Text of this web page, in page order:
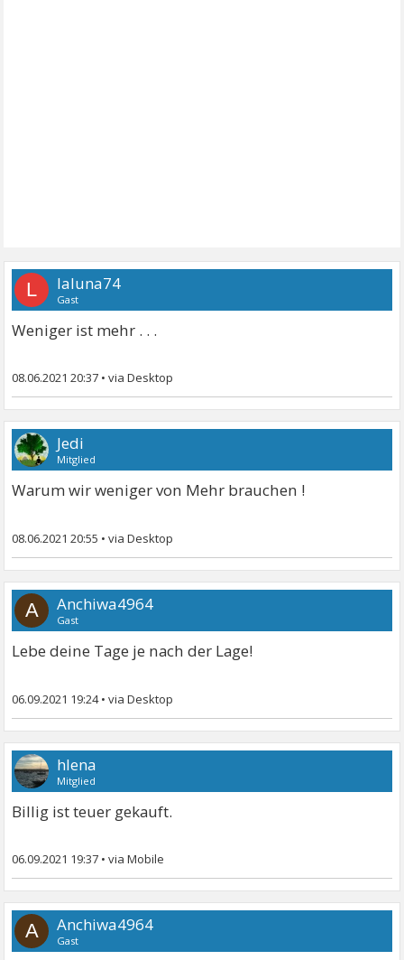
L laluna74
Gast
Weniger ist mehr . . .
08.06.2021 20:37 •
Jedi
Mitglied
Warum wir weniger von Mehr brauchen !
08.06.2021 20:55 •
A Anchiwa4964
Gast
Lebe deine Tage je nach der Lage!
06.09.2021 19:24•
hlena
Mitglied
Billig ist teuer gekauft.
06.09.2021 19:37 •
A Anchiwa4964
Gast